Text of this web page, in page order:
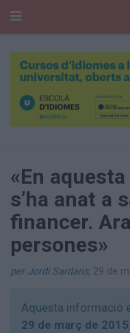
Cerca
Temes del Pou
Cròniques des de Manresa
Paisatge
Taula Rodona
Consells
El Cul del Pou
Aniversaris
«En
s’ha anat a
financer.
persones»
per Jordi Sardans, 29 de
Aquesta informació
29 de març de 2015